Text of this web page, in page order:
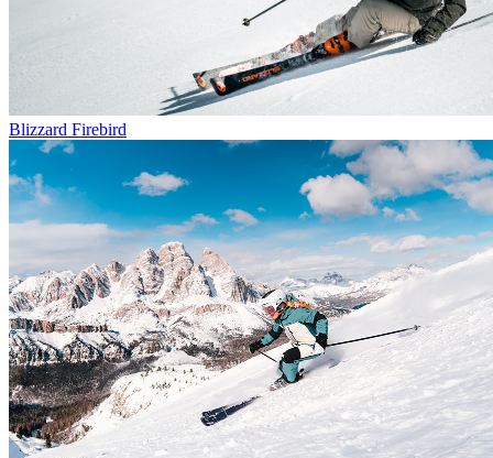
Blizzard Firebird